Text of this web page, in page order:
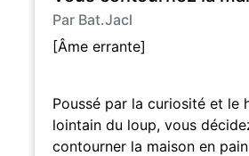
Par Bat.Jacl
[Âme errante]
Poussé par la curiosité et le
lointain du loup, vous
contourner la maison en